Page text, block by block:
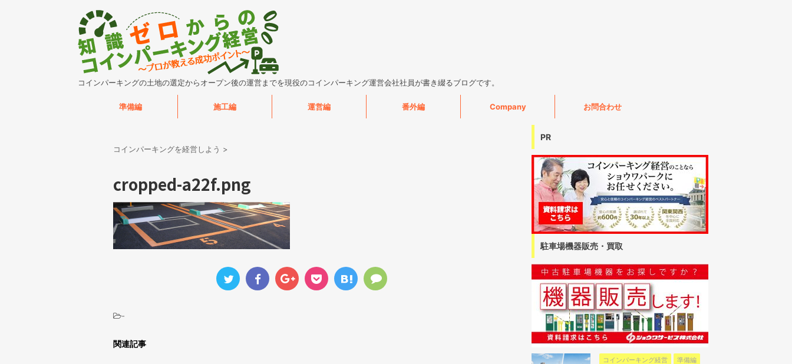
コインパーキングの土地の選定からオープン後の運営までを現役のコインパーキング運営会社社員が書き綴るブログです。
準備編 施工編 運営編 番外編 Company お問合わせ
コインパーキングを経営しよう >
cropped-a22f.png
-
関連記事
PR
駐車場機器販売・買取
コインパーキング経営 準備編